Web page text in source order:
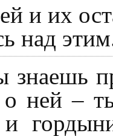
и их
над
знаешь
о ней –